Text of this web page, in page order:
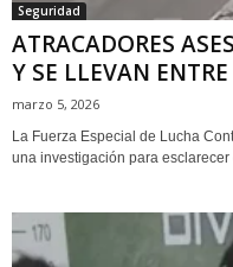
Seguridad
ATRACADORES
Y SE LLEVAN
marzo 5, 2026
La Fuerza Especial de Lucha
una investigación para esclarecer